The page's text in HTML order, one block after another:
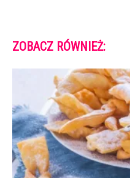
ZOBACZ RÓWNIEŻ: